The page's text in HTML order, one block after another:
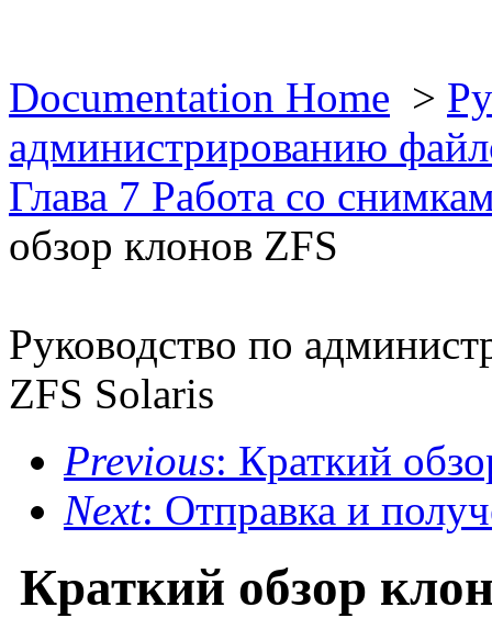
Documentation Home >
администрированию
Глава 7 Работа со
обзор клонов ZFS
Руководство по
ZFS Solaris
Previous: Краткий
Next: Отправка и
Краткий обзор